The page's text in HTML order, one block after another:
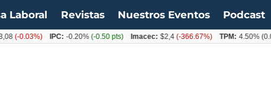
Laboral Revistas Nuestros Eventos Podcast
IPC: -0.20%(-0.50 pts) Imacec: $2,4(-366.67%) TPM: 4.50% (0.00%)